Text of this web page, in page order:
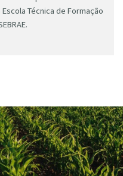
Técnica de Formação